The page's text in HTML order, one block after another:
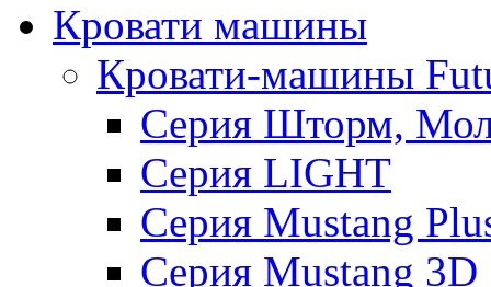
Кровати машины
Кровати-машины
Серия Шторм,
Серия LIGHT
Серия Mustang
Серия Mustang 3D